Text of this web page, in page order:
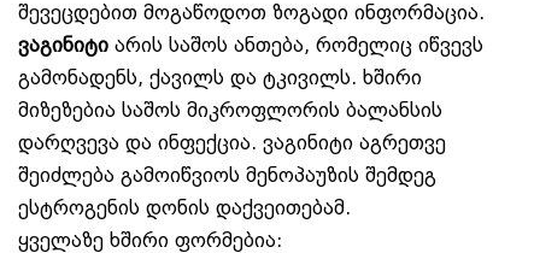
შევეცდებით მოგაწოდოთ ზოგადი ინფორმაცია.
ვაგინიტი არის საშოს ანთება, რომელიც იწვევს
გამონადენს, ქავილს და ტკივილს. ხშირი
მიზეზებია საშოს მიკროფლორის ბალანსის
დარღვევა და ინფექცია. ვაგინიტი აგრეთვე
შეიძლება გამოიწვიოს მენოპაუზის შემდეგ
ესტროგენის დონის დაქვეითებამ.
ყველაზე ხშირი ფორმებია: